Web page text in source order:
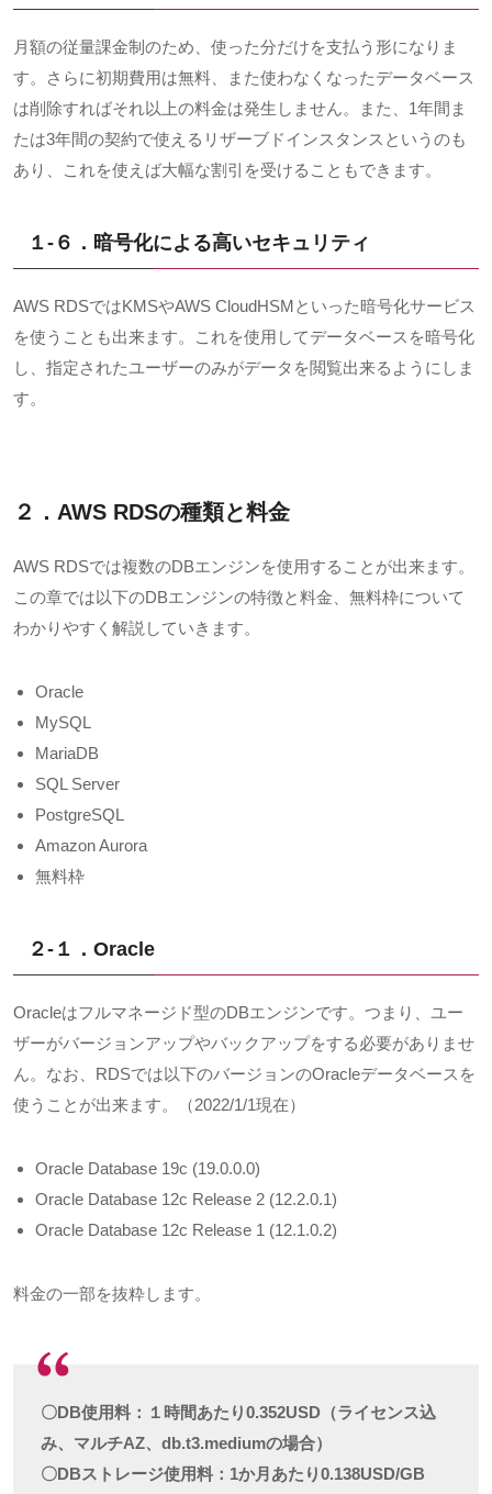
月額の従量課金制のため、使った分だけを支払う形になりま
す。さらに初期費用は無料、また使わなくなったデータベース
は削除すればそれ以上の料金は発生しません。また、 1年間ま
たは3年間の契約で使えるリザーブドインスタンスというのも
あり、これを使えば大幅な割引を受けることもできます。
１-６． 暗号化による高いセキュリティ
AWS RDSではKMSやAWS CloudHSM といった暗号化サービス
を使うことも出来ます。これを使用してデータベースを暗号化
し、指定されたユーザーのみがデータを閲覧出来るようにしま
す。
２．AWS RDSの種類と料金
AWS RDSでは複数のDBエンジンを使用することが出来ます。
この章では以下のDBエンジンの特徴と料金、無料枠について
わかりやすく解説していきます。
Oracle
MySQL
MariaDB
SQL Server
PostgreSQL
Amazon Aurora
無料枠
２-１．Oracle
Oracleはフルマネージド型のDBエンジンです。つまり、ユー
ザーがバージョンアップやバックアップをする必要がありませ
ん。なお、
RDSでは以下のバージョンのOracleデータベースを
使うことが出来ます。（2022/1/1現在）
Oracle Database 19c (19.0.0.0)
Oracle Database 12c Release 2 (12.2.0.1)
Oracle Database 12c Release 1 (12.1.0.2)
料金の一部を抜粋します。
〇DB使用料：１時間あたり0.352USD（ライセンス込
み、マルチAZ、db.t3.mediumの場合）
〇DBストレージ使用料：1か月あたり0.138USD/GB